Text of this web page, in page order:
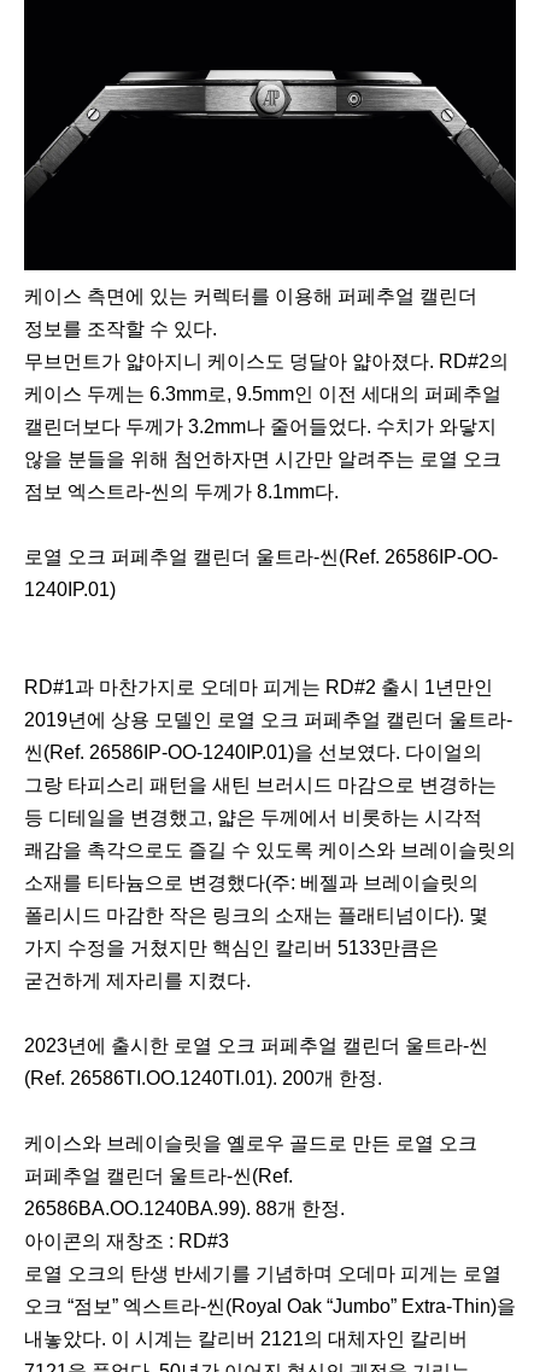
케이스 측면에 있는 커렉터를 이용해 퍼페추얼 캘린더
정보를 조작할 수 있다.
무브먼트가 얇아지니 케이스도 덩달아 얇아졌다. RD#2의
케이스 두께는 6.3mm로, 9.5mm인 이전 세대의 퍼페추얼
캘린더보다 두께가 3.2mm나 줄어들었다. 수치가 와닿지
않을 분들을 위해 첨언하자면 시간만 알려주는 로열 오크
점보 엑스트라-씬의 두께가 8.1mm다.
로열 오크 퍼페추얼 캘린더 울트라-씬(Ref. 26586IP-OO-
1240IP.01)
RD#1과 마찬가지로 오데마 피게는 RD#2 출시 1년만인
2019년에 상용 모델인 로열 오크 퍼페추얼 캘린더 울트라-
씬(Ref. 26586IP-OO-1240IP.01)을 선보였다. 다이얼의
그랑 타피스리 패턴을 새틴 브러시드 마감으로 변경하는
등 디테일을 변경했고, 얇은 두께에서 비롯하는 시각적
쾌감을 촉각으로도 즐길 수 있도록 케이스와 브레이슬릿의
소재를 티타늄으로 변경했다(주: 베젤과 브레이슬릿의
폴리시드 마감한 작은 링크의 소재는 플래티넘이다). 몇
가지 수정을 거쳤지만 핵심인 칼리버 5133만큼은
굳건하게 제자리를 지켰다.
2023년에 출시한 로열 오크 퍼페추얼 캘린더 울트라-씬
(Ref. 26586TI.OO.1240TI.01). 200개 한정.
케이스와 브레이슬릿을 옐로우 골드로 만든 로열 오크
퍼페추얼 캘린더 울트라-씬(Ref.
26586BA.OO.1240BA.99). 88개 한정.
아이콘의 재창조 : RD#3
로열 오크의 탄생 반세기를 기념하며 오데마 피게는 로열
오크 “점보” 엑스트라-씬(Royal Oak “Jumbo” Extra-Thin)을
내놓았다. 이 시계는 칼리버 2121의 대체자인 칼리버